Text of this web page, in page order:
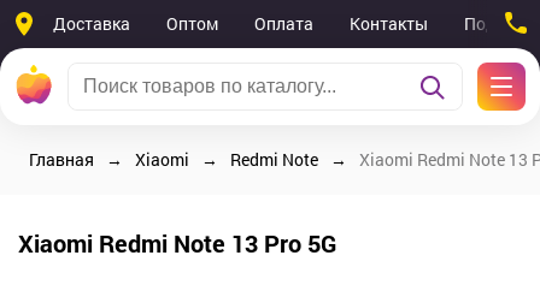
Доставка Оптом Оплата Контакты
Главная Xiaomi Redmi Note Xiaomi Redmi Note 13
Xiaomi Redmi Note 13 Pro 5G